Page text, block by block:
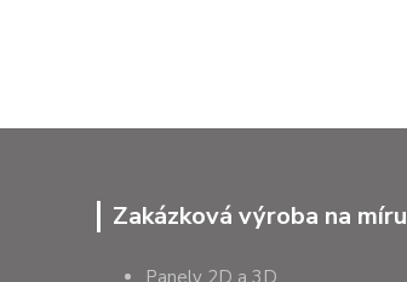
Zakázková výroba na míru
Panely 2D a 3D